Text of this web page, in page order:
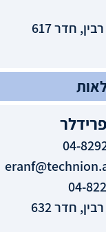
חדר 617
פרידלר
04-
חדר 632